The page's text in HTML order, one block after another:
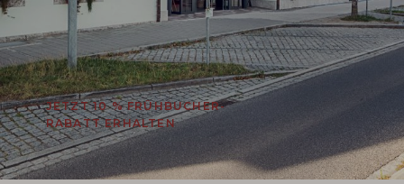
JETZT 10 % FRÜHBUCHER-
RABATT ERHALTEN